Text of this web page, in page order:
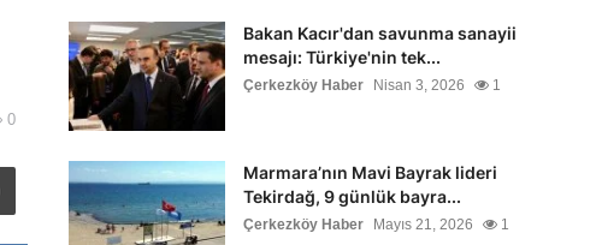
0
Bakan Kacır'dan savunma sanayii
mesajı: Türkiye'nin tek...
Çerkezköy Haber Nisan 3, 2026 1
Marmara’nın Mavi Bayrak lideri
Tekirdağ, 9 günlük bayra...
Çerkezköy Haber Mayıs 21, 2026 1